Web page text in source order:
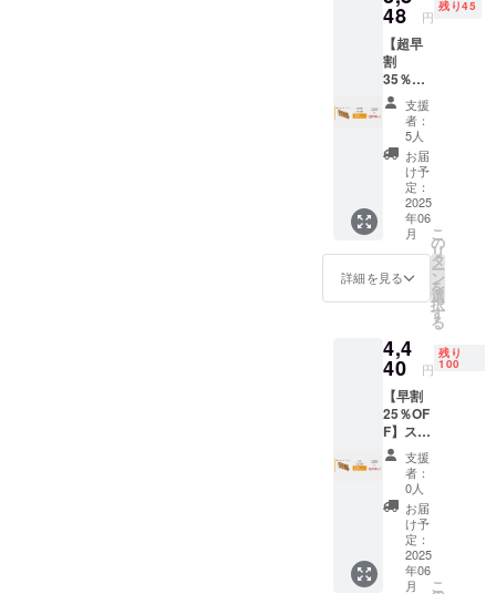
より出
荷時期
が遅れ
る場合
があり
ます。
※税・送
料込み
※デザイ
ン・仕
様は変
更にな
る可能
性もご
ざいま
す。ご
了承く
ださ
い。 ※
ご注文
状況、
使用部
材の供
給状
合等に
より出
荷時期
が遅れ
る場合
があり
ます。
※税・送
料込み
＋ボト
ル 各6
本 ※皆
様のご
支援に
より量
産効率
が向上
した場
合、正
規販売
価格が
販売予
定価格
より下
がる可
※デザイ
ン・仕
様は変
更にな
る可能
性もご
ざいま
す。ご
了承く
ださ
い。 ※
ご注文
状況、
使用部
48 円
残り45
【超早
割
35％OF
F】ス
ティッ
ク4本
≪2,072
円もお
得！≫
総額：
5,920円
→3,848
円
(35%OF
F) ・ス
ティッ
※皆様の
ご支援
により
量産効
率が向
上した
場合、
正規販
売価格
が販売
予定価
格より
下がる
可能性
支援
者：
5人
お届
け予
定：
2025
年06
月
詳細を見る
こ
の
リ
タ
ー
ン
を
選
択
す
る
4,4
40 円
残り
100
【早割
25％OF
F】ス
ティッ
ク4本
≪1,480
円もお
得！≫
総額：
5,920円
→4,440
支援
者：
0人
お届
け予
定：
2025
年06
月
こ